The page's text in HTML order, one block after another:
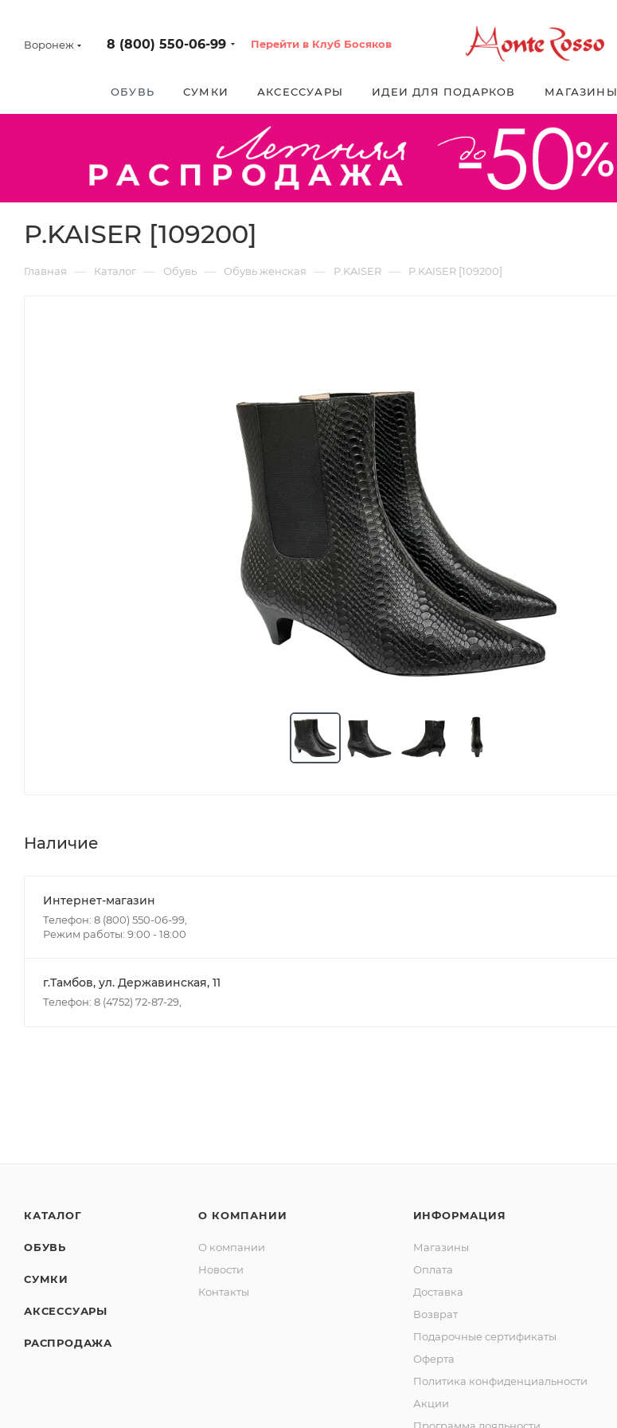
Воронеж 8 (800) 550-06-99 Перейти в Клуб Босяков
ОБУВЬ СУМКИ АКСЕССУАРЫ ИДЕИ ДЛЯ ПОДАРКОВ МАГАЗИНЫ
P.KAISER [109200]
Главная — Каталог — Обувь — Обувь женская — P.KAISER — P.KAISER [109200]
Наличие
Интернет-магазин
Телефон: 8 (800) 550-06-99,
Режим работы: 9:00 - 18:00
г.Тамбов, ул. Державинская, 11
Телефон: 8 (4752) 72-87-29,
КАТАЛОГ
ОБУВЬ
СУМКИ
АКСЕССУАРЫ
РАСПРОДАЖА
О КОМПАНИИ
О компании
Новости
Контакты
ИНФОРМАЦИЯ
Магазины
Оплата
Доставка
Возврат
Подарочные сертификаты
Оферта
Политика конфиденциальности
Акции